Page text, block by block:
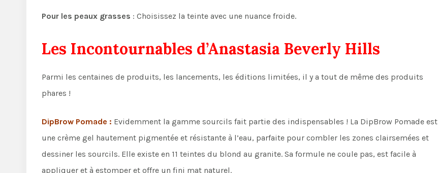
Pour les peaux grasses : Choisissez la teinte avec une nuance froide.
Les Incontournables d’Anastasia Beverly Hills
Parmi les centaines de produits, les lancements, les éditions limitées, il y a tout de même des produits
phares !
DipBrow Pomade : Evidemment la gamme sourcils fait partie des indispensables ! La DipBrow Pomade est
une crème gel hautement pigmentée et résistante à l’eau, parfaite pour combler les zones clairsemées et
dessiner les sourcils. Elle existe en 11 teintes du blond au granite. Sa formule ne coule pas, est facile à
appliquer et à estomper et offre un fini mat naturel.